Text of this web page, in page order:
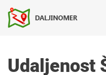
Udaljenost